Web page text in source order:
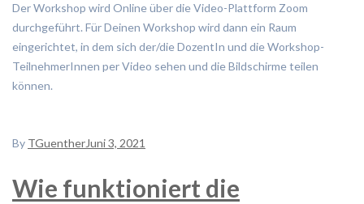
Der Workshop wird Online über die Video-Plattform Zoom
durchgeführt. Für Deinen Workshop wird dann ein Raum
eingerichtet, in dem sich der/die DozentIn und die Workshop-
TeilnehmerInnen per Video sehen und die Bildschirme teilen
können.
By TGuentherJuni 3, 2021
Wie funktioniert die